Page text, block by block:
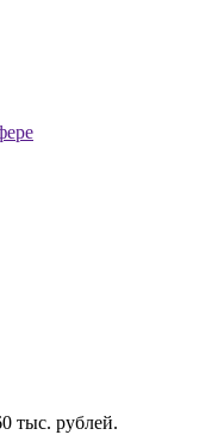
тыс. рублей.